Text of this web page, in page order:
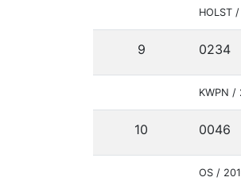
HOLST
9 0234
KWPN /
10 0046
OS /